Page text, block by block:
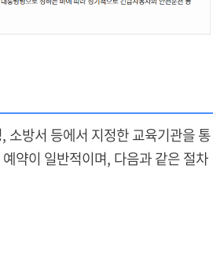
소방서 등에서 지정한 교육기관을 통
약이 일반적이며, 다음과 같은 절차